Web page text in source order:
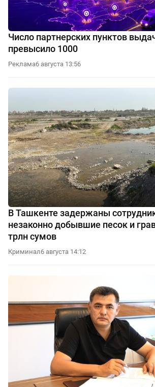
Число партнерских пунктов
превысило 1000
Реклама6 августа 13:56
В Ташкенте задержаны
незаконно добывшие песок и
трлн сумов
Криминал6 августа 14:12